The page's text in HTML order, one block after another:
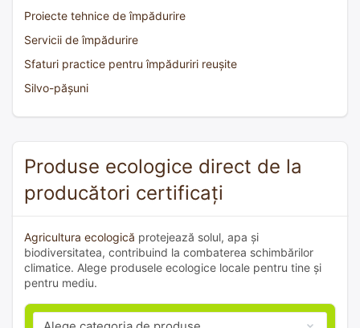
Proiecte tehnice de împădurire
Servicii de împădurire
Sfaturi practice pentru împăduriri reușite
Silvo-pășuni
Produse ecologice direct de la
producători certificați
Agricultura ecologică protejează solul, apa și
biodiversitatea, contribuind la combaterea schimbărilor
climatice. Alege produsele ecologice locale pentru tine și
pentru mediu.